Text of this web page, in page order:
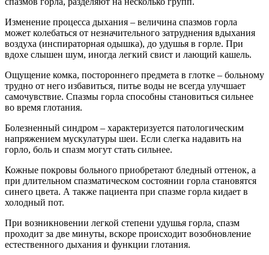
Изменение процесса дыхания – величина спазмов горла
может колебаться от незначительного затруднения вдыхания
воздуха (инспираторная одышка), до удушья в горле. При
вдохе слышен шум, иногда легкий свист и лающий кашель.
Ощущение комка, постороннего предмета в глотке – больному
трудно от него избавиться, питье воды не всегда улучшает
самочувствие. Спазмы горла способны становиться сильнее
во время глотания.
Болезненный синдром – характеризуется патологическим
напряжением мускулатуры шеи. Если слегка надавить на
горло, боль и спазм могут стать сильнее.
Кожные покровы больного приобретают бледный оттенок, а
при длительном спазматическом состоянии горла становятся
синего цвета. А также пациента при спазме горла кидает в
холодный пот.
При возникновении легкой степени удушья горла, спазм
проходит за две минуты, вскоре происходит возобновление
естественного дыхания и функции глотания.